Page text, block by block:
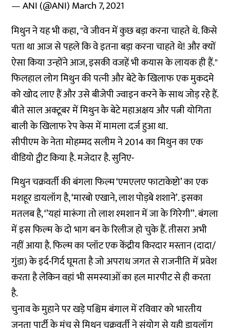
— ANI (@ANI)March 7, 2021
मिथुन ने यह भी कहा, "वे जीवन में कुछ बड़ा करना चाहते थे. किसे
पता था आज से पहले कि वे इतना बड़ा करना चाहते थे! और क्‍यों
ऐसा किया उन्‍होंने आज, इसकी वजहें भी कयास के लायक ही हैं."
फिलहाल लोग मिथुन की पत्‍नी और बेटे के खिलाफ एक मुकदमे
को खोद लाए हैं और उसे बीजेपी ज्‍वाइन करने के साथ जोड़ रहे हैं.
बीते साल अक्टूबर में मिथुन के बेटे महाअक्षय और पत्नी योगिता
बाली के खिलाफ रेप केस में मामला दर्ज हुआ था.
सीपीएम के नेता मोहम्मद सलीम ने 2014 का मिथुन का एक
वीडियो ट्वीट किया है. मजेदार है. सुनिए-
मिथुन चक्रवर्ती की बंगला फिल्म ‘एमएलए फाटाकेष्टो’ का एक
मशहूर डायलॉग है, ‘मारबो एखाने, लाश पोड़बे शशाने’. इसका
मतलब है, ‘’यहां मारूंगा तो लाश श्‍मशान में जा के गिरेगी’’. बंगला
में इस फिल्‍म के दो भाग बन के रिलीज हो चुके हैं. तीसरा अभी
नहीं आया है. फिल्म का प्‍लॉट एक केंद्रीय किरदार मस्तान (दादा/
गुंडा) के इर्द-गिर्द घूमता है जो अपराध जगत से राजनीति में प्रवेश
करता है लेकिन वहां भी समस्याओं का हल मारपीट से ही करता
है.
चुनाव के मुहाने पर खड़े पश्चिम बंगाल में रविवार को भारतीय